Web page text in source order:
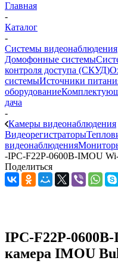
Главная
-
Каталог
-
Системы видеонаблюдения
Домофонные системы
контроля доступа (СКУД)
системыИсточники
оборудование
дача
-
Камеры видеонаблюдения
Видеорегистраторы
видеонаблюдения
-IPC-F22P-0600B-IMOU
Поделиться
IPC-F22P-
камера IMOU